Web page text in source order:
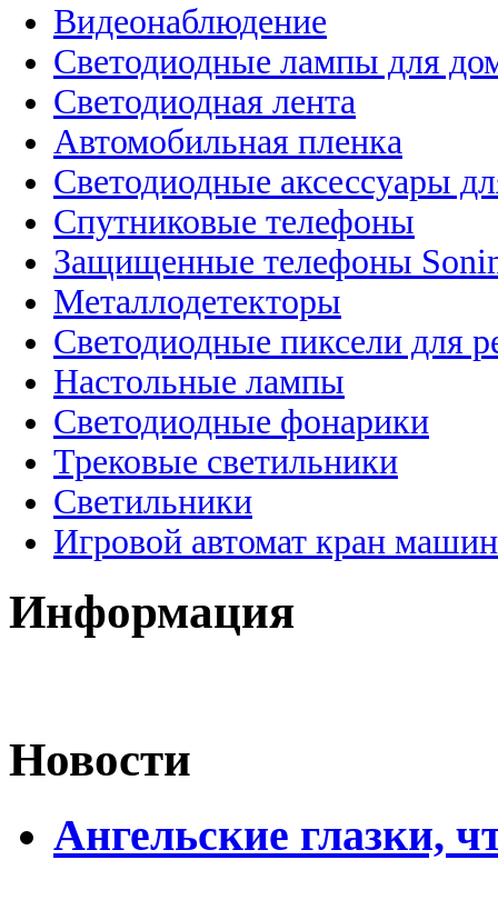
Видеонаблюдение
Светодиодные лампы для
Светодиодная лента
Автомобильная пленка
Светодиодные аксессуары
Спутниковые телефоны
Защищенные телефоны
Металлодетекторы
Светодиодные пиксели для
Настольные лампы
Светодиодные фонарики
Трековые светильники
Светильники
Игровой автомат кран
Информация
Новости
Ангельские глазки,